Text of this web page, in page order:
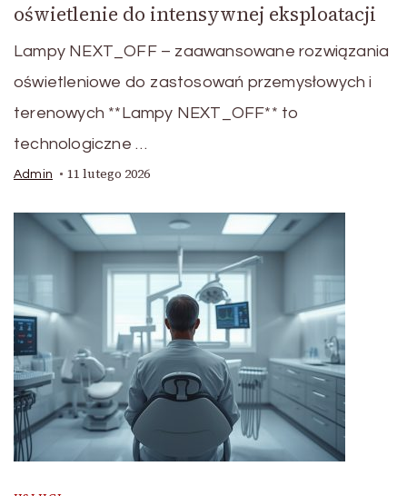
oświetlenie do intensywnej eksploatacji
Lampy NEXT_OFF – zaawansowane rozwiązania
oświetleniowe do zastosowań przemysłowych i
terenowych **Lampy NEXT_OFF** to
technologiczne …
Admin 11 lutego 2026